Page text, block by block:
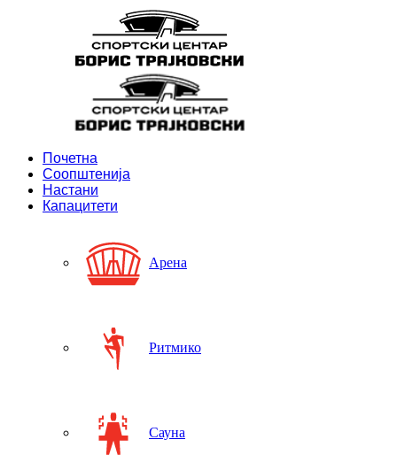
Почетна
Соопштенија
Настани
Капацитети
Арена
Ритмико
Сауна